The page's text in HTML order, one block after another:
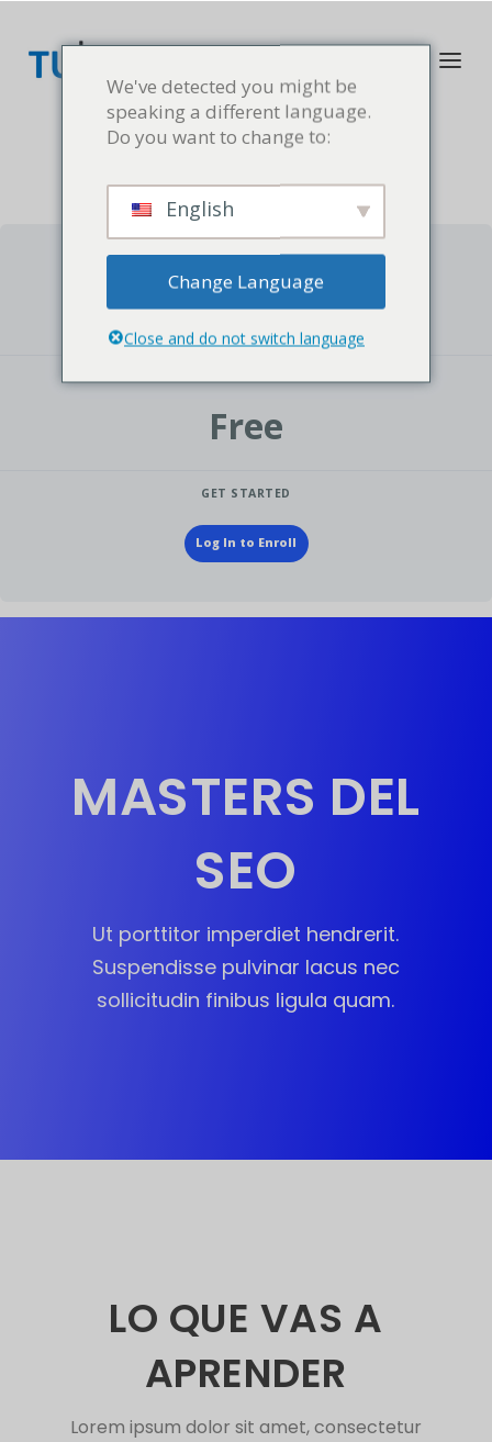
NOT ENROLLED
Free
GET STARTED
Log In to Enroll
MASTERS DEL
SEO
Ut porttitor imperdiet hendrerit.
Suspendisse pulvinar lacus nec
sollicitudin finibus ligula quam.
LO QUE VAS A
APRENDER
Lorem ipsum dolor sit amet, consectetur
We've detected you might be
speaking a different language.
Do you want to change to:
English
Change Language
Close and do not switch language